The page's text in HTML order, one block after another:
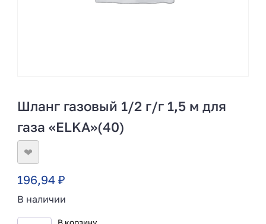
Шланг газовый 1/2 г/г 1,5 м для
газа «ELKA»(40)
❤
196,94 ₽
В наличии